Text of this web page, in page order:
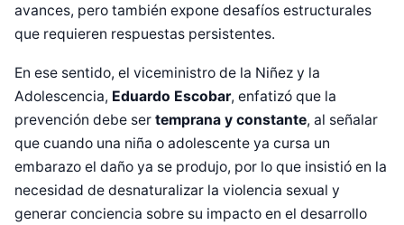
avances, pero también expone desafíos estructurales
que requieren respuestas persistentes.
En ese sentido, el viceministro de la Niñez y la
Adolescencia, Eduardo Escobar, enfatizó que la
prevención debe ser temprana y constante, al señalar
que cuando una niña o adolescente ya cursa un
embarazo el daño ya se produjo, por lo que insistió en la
necesidad de desnaturalizar la violencia sexual y
generar conciencia sobre su impacto en el desarrollo